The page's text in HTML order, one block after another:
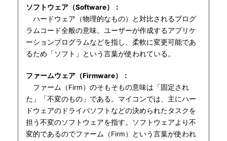
ソフトウェア（Software）：
ハードウェア（物理的なもの）と対比されるプログ
ラムコード全般の意味。ユーザーが作成するアプリケ
ーションプログラムなどを指し、柔軟に変更可能であ
るため「ソフト」という言葉が使われている。
ファームウェア（Firmware）：
ファーム（Firm）のそもそもの意味は「固定され
た」「不変のもの」である。マイコンでは、主にハー
ドウェアのドライバソフトなどの決められたタスクを
担う不変のソフトウェアを指す。ソフトウェアより不
変的であるのでファーム（Firm）という言葉が使われ